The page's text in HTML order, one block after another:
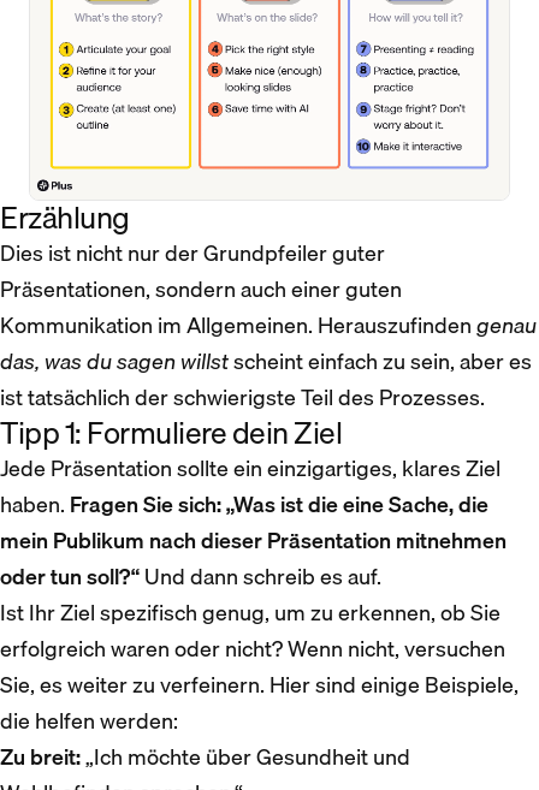
Erzählung
Dies ist nicht nur der Grundpfeiler guter
Präsentationen, sondern auch einer guten
Kommunikation im Allgemeinen. Herauszufindengenau
das, was du sagen willstscheint einfach zu sein, aber es
ist tatsächlich der schwierigste Teil des Prozesses.
Tipp 1: Formuliere dein Ziel
Jede Präsentation sollte ein einzigartiges, klares Ziel
haben. Fragen Sie sich: „Was ist die eine Sache, die
mein Publikum nach dieser Präsentation mitnehmen
oder tun soll?“Und dann schreib es auf.
Ist Ihr Ziel spezifisch genug, um zu erkennen, ob Sie
erfolgreich waren oder nicht? Wenn nicht, versuchen
Sie, es weiter zu verfeinern. Hier sind einige Beispiele,
die helfen werden:
Zu breit:„Ich möchte über Gesundheit und